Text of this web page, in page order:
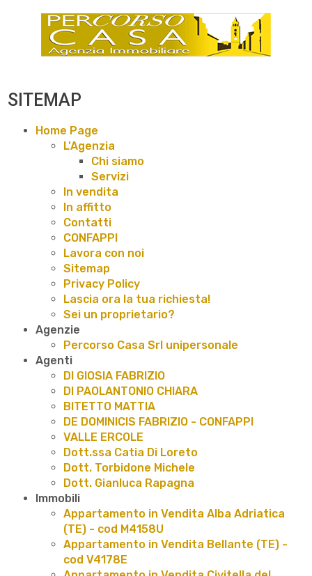
SITEMAP
Home Page
L'Agenzia
Chi siamo
Servizi
In vendita
In affitto
Contatti
CONFAPPI
Lavora con noi
Sitemap
Privacy Policy
Lascia ora la tua richiesta!
Sei un proprietario?
Agenzie
Percorso Casa Srl unipersonale
Agenti
DI GIOSIA FABRIZIO
DI PAOLANTONIO CHIARA
BITETTO MATTIA
DE DOMINICIS FABRIZIO - CONFAPPI
VALLE ERCOLE
Dott.ssa Catia Di Loreto
Dott. Torbidone Michele
Dott. Gianluca Rapagna
Immobili
Appartamento in Vendita Alba Adriatica
(TE) - cod M4158U
Appartamento in Vendita Bellante (TE) -
cod V4178E